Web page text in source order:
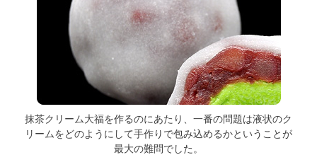
抹茶クリーム大福を作るのにあたり、一番の問題は液状のク
リームをどのようにして手作りで包み込めるかということが
最大の難問でした。